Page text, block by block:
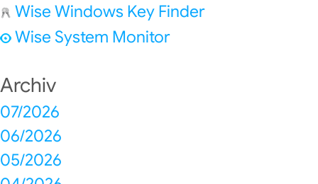
Wise Windows Key Finder
Wise System Monitor
Archiv
07/2026
06/2026
05/2026